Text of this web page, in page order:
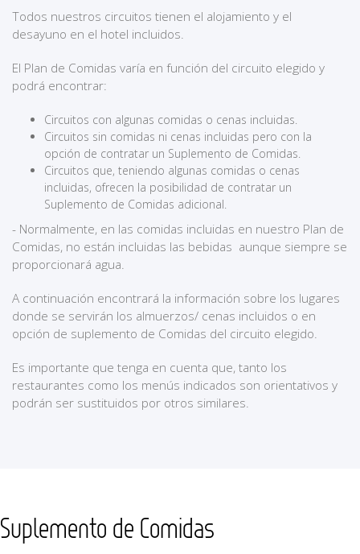
Todos nuestros circuitos tienen el alojamiento y el
desayuno en el hotel incluidos.
El Plan de Comidas varía en función del circuito elegido y
podrá encontrar:
Circuitos con algunas comidas o cenas incluidas.
Circuitos sin comidas ni cenas incluidas pero con la
opción de contratar un Suplemento de Comidas.
Circuitos que, teniendo algunas comidas o cenas
incluidas, ofrecen la posibilidad de contratar un
Suplemento de Comidas adicional.
- Normalmente, en las comidas incluidas en nuestro Plan de
Comidas, no están incluidas las bebidas aunque siempre se
proporcionará agua.
A continuación encontrará la información sobre los lugares
donde se servirán los almuerzos/ cenas incluidos o en
opción de suplemento de Comidas del circuito elegido.
Es importante que tenga en cuenta que, tanto los
restaurantes como los menús indicados son orientativos y
podrán ser sustituidos por otros similares.
Suplemento de Comidas